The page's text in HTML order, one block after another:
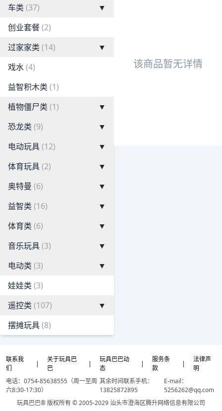
车类 (37)
▼
创业套餐(2)
过家家类 (14)
▼
戏水(4)
益智积木类 (1)
植物僵尸类 (1)
▼
恐龙类 (9)
▼
电动玩具(12)
▼
体育玩具(2)
▼
奥特曼 (6)
▼
益智类 (16)
▼
体育类 (6)
▼
音乐玩具(3)
▼
电动类 (3)
▼
娃娃类 (3)
遥控类 (107)
▼
摆摊玩具(8)
该商品暂无详情
联系我
们
|
关于玩具巴
巴
|
玩具巴巴动
态
|
服务条
款
|
法律声
明
电话：0754-85638555（周一至周
六8:30-17:30）
其余时间联系手机：
13825872895
E-mail：
5256262@qq.com
玩具巴巴® 版权所有 © 2005-2029 汕头市澄海区腾升网络信息有限公司